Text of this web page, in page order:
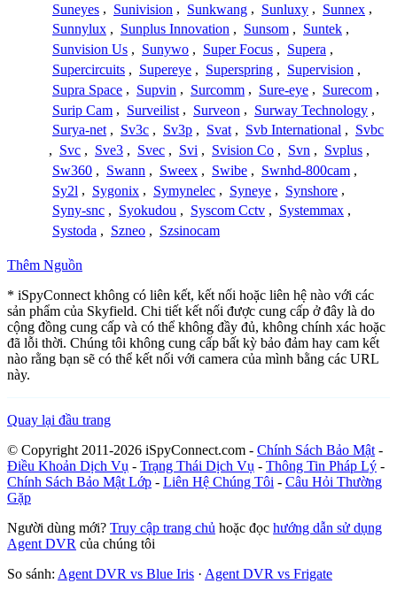
Suneyes , Sunivision , Sunkwang , Sunluxy , Sunnex ,
Sunnylux , Sunplus Innovation , Sunsom , Suntek ,
Sunvision Us , Sunywo , Super Focus , Supera ,
Supercircuits , Supereye , Superspring , Supervision ,
Supra Space , Supvin , Surcomm , Sure-eye , Surecom ,
Surip Cam , Surveilist , Surveon , Surway Technology ,
Surya-net , Sv3c , Sv3p , Svat , Svb International , Svbc
, Svc , Sve3 , Svec , Svi , Svision Co , Svn , Svplus ,
Sw360 , Swann , Sweex , Swibe , Swnhd-800cam ,
Sy2l , Sygonix , Symynelec , Syneye , Synshore ,
Syny-snc , Syokudou , Syscom Cctv , Systemmax ,
Systoda , Szneo , Szsinocam
Thêm Nguồn
* iSpyConnect không có liên kết, kết nối hoặc liên hệ nào với các
sản phẩm của Skyfield. Chi tiết kết nối được cung cấp ở đây là do
cộng đồng cung cấp và có thể không đầy đủ, không chính xác hoặc
đã lỗi thời. Chúng tôi không cung cấp bất kỳ bảo đảm hay cam kết
nào rằng bạn sẽ có thể kết nối với camera của mình bằng các URL
này.
Quay lại đầu trang
© Copyright 2011-2026 iSpyConnect.com - Chính Sách Bảo Mật -
Điều Khoản Dịch Vụ - Trạng Thái Dịch Vụ - Thông Tin Pháp Lý -
Chính Sách Bảo Mật Lớp - Liên Hệ Chúng Tôi - Câu Hỏi Thường
Gặp
Người dùng mới? Truy cập trang chủ hoặc đọc hướng dẫn sử dụng
Agent DVR của chúng tôi
So sánh: Agent DVR vs Blue Iris · Agent DVR vs Frigate